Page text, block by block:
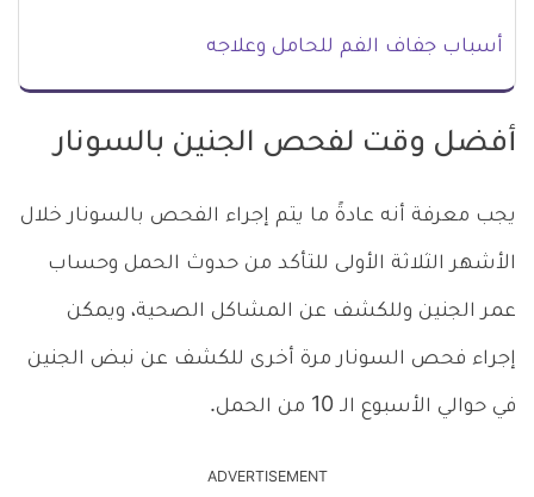
أسباب جفاف الفم للحامل وعلاجه
أفضل وقت لفحص الجنين بالسونار
يجب معرفة أنه عادةً ما يتم إجراء الفحص بالسونار خلال
الأشهر الثلاثة الأولى للتأكد من حدوث الحمل وحساب
عمر الجنين وللكشف عن المشاكل الصحية، ويمكن
إجراء فحص السونار مرة أخرى للكشف عن نبض الجنين
في حوالي الأسبوع الـ 10 من الحمل.
ADVERTISEMENT